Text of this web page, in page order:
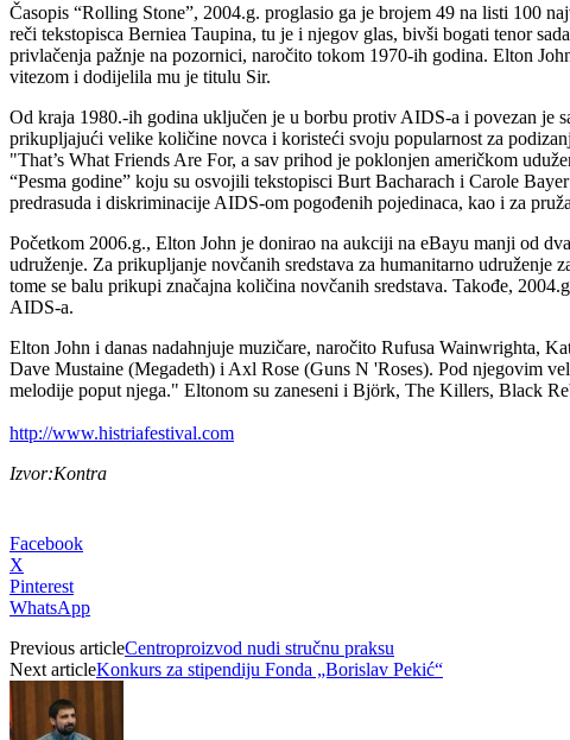
Časopis “Rolling Stone”, 2004.g. proglasio ga je brojem 49 na listi 100
reči tekstopisca Berniea Taupina, tu je i njegov glas, bivši bogati tenor
privlačenja pažnje na pozornici, naročito tokom 1970-ih godina. Elton
vitezom i dodijelila mu je titulu Sir.
Od kraja 1980.-ih godina uključen je u borbu protiv AIDS-a i povezan je
prikupljajući velike količine novca i koristeći svoju popularnost za
"That’s What Friends Are For, a sav prihod je poklonjen američkom
“Pesma godine” koju su osvojili tekstopisci Burt Bacharach i Carole
predrasuda i diskriminacije AIDS-om pogođenih pojedinaca, kao i za
Početkom 2006.g., Elton John je donirao na aukciji na eBayu manji od
udruženje. Za prikupljanje novčanih sredstava za humanitarno
tome se balu prikupi značajna količina novčanih sredstava. Takođe,
AIDS-a.
Elton John i danas nadahnjuje muzičare, naročito Rufusa Wainwrighta,
Dave Mustaine (Megadeth) i Axl Rose (Guns N 'Roses). Pod njegovim
melodije poput njega." Eltonom su zaneseni i Björk, The Killers, Black
http://www.histriafestival.com
Izvor:Kontra
Facebook
X
Pinterest
WhatsApp
Previous articleCentroproizvod nudi stručnu praksu
Next articleKonkurs za stipendiju Fonda „Borislav Pekić“